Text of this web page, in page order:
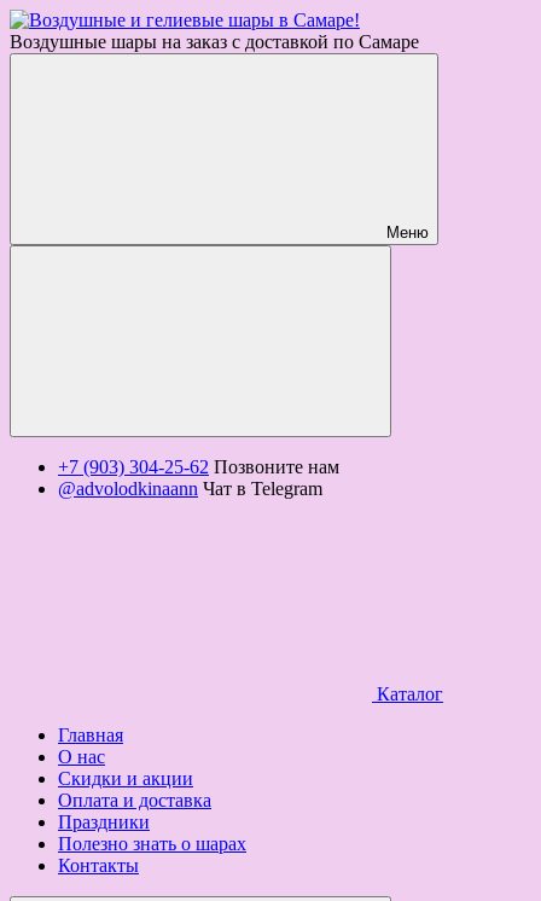
Воздушные шары на заказ с доставкой по Самаре
Меню
+7 (903) 304-25-62 Позвоните нам
@advolodkinaann Чат в Telegram
Каталог
Главная
О нас
Скидки и акции
Оплата и доставка
Праздники
Полезно знать о шарах
Контакты